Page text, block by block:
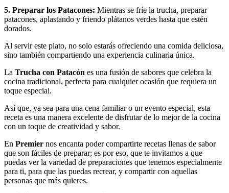
5. Preparar los Patacones: Mientras se fríe la trucha, preparar
patacones, aplastando y friendo plátanos verdes hasta que estén
dorados.
Al servir este plato, no solo estarás ofreciendo una comida deliciosa,
sino también compartiendo una experiencia culinaria única.
La Trucha con Patacón es una fusión de sabores que celebra la
cocina tradicional, perfecta para cualquier ocasión que requiera un
toque especial.
Así que, ya sea para una cena familiar o un evento especial, esta
receta es una manera excelente de disfrutar de lo mejor de la cocina
con un toque de creatividad y sabor.
En Premier nos encanta poder compartirte recetas llenas de sabor
que son fáciles de preparar; es por eso, que te invitamos a que
puedas ver la variedad de preparaciones que tenemos especialmente
para ti, para que las puedas recrear, y compartir con aquellas
personas que más quieres.